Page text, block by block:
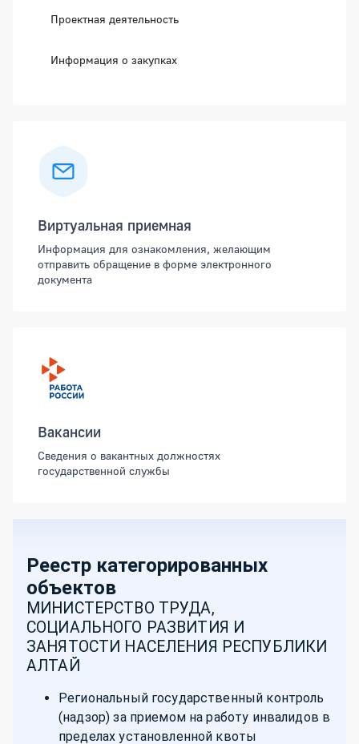
Проектная деятельность
Информация о закупках
Виртуальная приемная
Информация для ознакомления, желающим
отправить обращение в форме электронного
документа
Вакансии
Сведения о вакантных должностях
государственной службы